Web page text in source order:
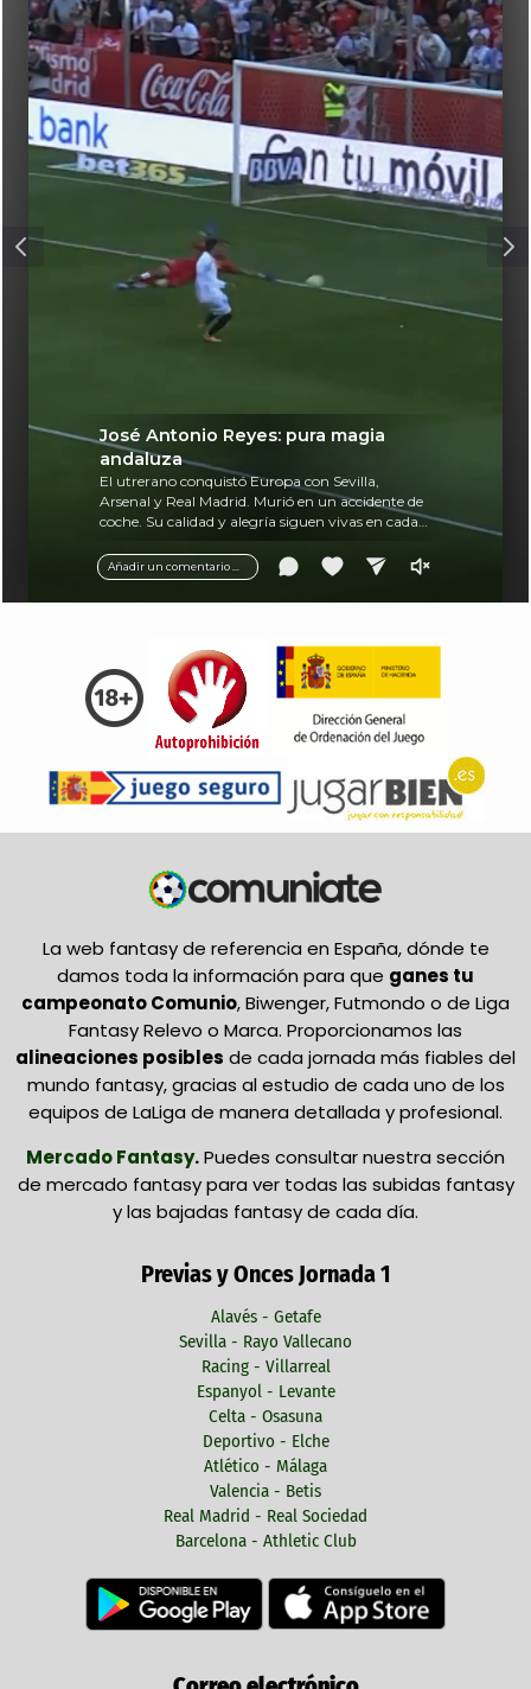
Añadir un comentario ...
José Antonio Reyes: pura magia
andaluza
El utrerano conquistó Europa con Sevilla,
Arsenal y Real Madrid. Murió en un accidente de
coche. Su calidad y alegría siguen vivas en cada
La web fantasy de referencia en España, dónde te
damos toda la información para que ganes tu
campeonato Comunio, Biwenger, Futmondo o de Liga
Fantasy Relevo o Marca. Proporcionamos las
alineaciones posibles de cada jornada más fiables del
mundo fantasy, gracias al estudio de cada uno de los
equipos de LaLiga de manera detallada y profesional.
Mercado Fantasy.Puedes consultar nuestra sección
de mercado fantasy para ver todas las subidas fantasy
y las bajadas fantasy de cada día.
Previas y Onces Jornada 1
Alavés - Getafe
Sevilla - Rayo Vallecano
Racing - Villarreal
Espanyol - Levante
Celta - Osasuna
Deportivo - Elche
Atlético - Málaga
Valencia - Betis
Real Madrid - Real Sociedad
Barcelona - Athletic Club